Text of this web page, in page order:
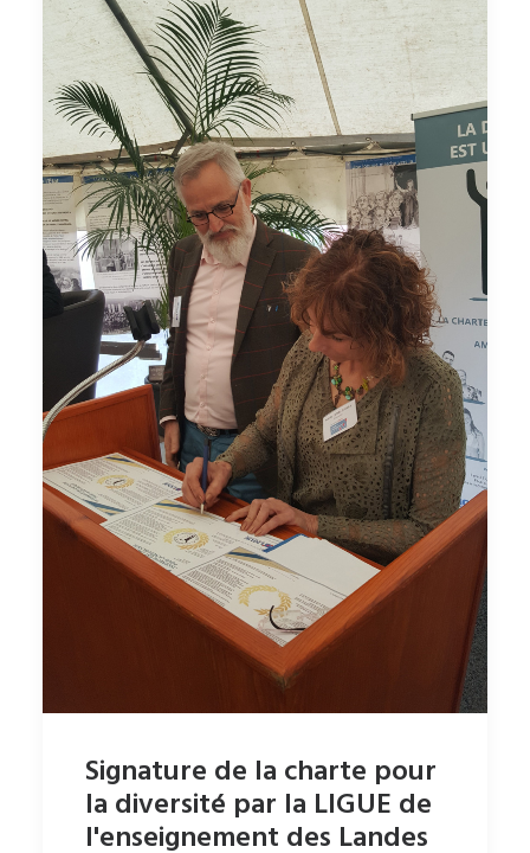
Signature de la charte pour
la diversité par la LIGUE de
l'enseignement des Landes